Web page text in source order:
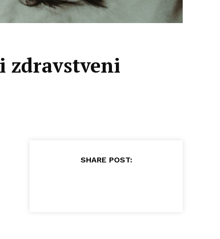
zdravstveni
SHARE POST: